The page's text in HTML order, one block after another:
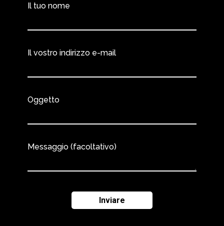
Il tuo nome
Il vostro indirizzo e-mail
Oggetto
Messaggio (facoltativo)